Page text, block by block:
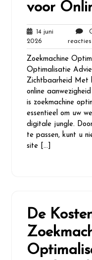
voor
14 juni
2026
juni
2026
reacties
Zoekmachine
Optimalisatie
Zichtbaarheid Met
online
is zoekmachine
essentieel om uw
digitale jungle.
te passen, kunt u
site […]
De